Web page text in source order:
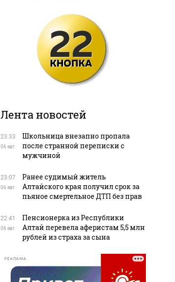
Лента новостей
23:33
06 авг.
Школьница внезапно пропала
после странной переписки с
мужчиной
23:07
06 авг.
Ранее судимый житель
Алтайского края получил срок за
пьяное смертельное ДТП без прав
22:41
06 авг.
Пенсионерка из Республики
Алтай перевела аферистам 5,5 млн
рублей из страха за сына
РЕКЛАМА